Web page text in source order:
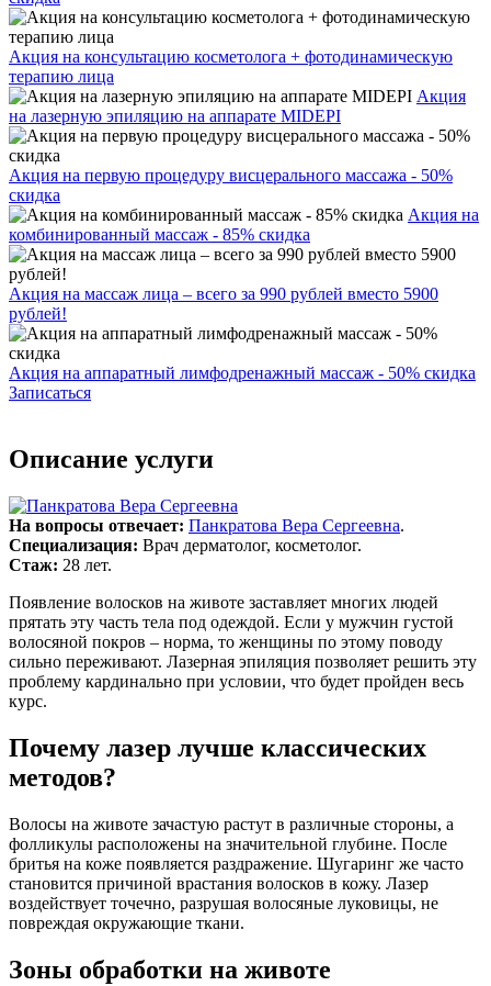
Акция на консультацию косметолога + фотодинамическую
терапию лица
Акция
на лазерную эпиляцию на аппарате MIDEPI
Акция на первую процедуру висцерального массажа - 50%
скидка
Акция на
комбинированный массаж - 85% скидка
Акция на массаж лица – всего за 990 рублей вместо 5900
рублей!
Акция на аппаратный лимфодренажный массаж - 50% скидка
Записаться
Описание услуги
На вопросы отвечает: Панкратова Вера Сергеевна.
Специализация: Врач дерматолог, косметолог.
Стаж: 28 лет.
Появление волосков на животе заставляет многих людей
прятать эту часть тела под одеждой. Если у мужчин густой
волосяной покров – норма, то женщины по этому поводу
сильно переживают. Лазерная эпиляция позволяет решить эту
проблему кардинально при условии, что будет пройден весь
курс.
Почему лазер лучше классических
методов?
Волосы на животе зачастую растут в различные стороны, а
фолликулы расположены на значительной глубине. После
бритья на коже появляется раздражение. Шугаринг же часто
становится причиной врастания волосков в кожу. Лазер
воздействует точечно, разрушая волосяные луковицы, не
повреждая окружающие ткани.
Зоны обработки на животе